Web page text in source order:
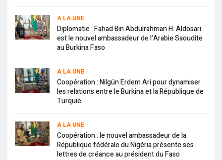
A LA UNE
Diplomatie : Fahad Bin Abdulrahman H. Aldosari
est le nouvel ambassadeur de l’Arabie Saoudite
au Burkina Faso
A LA UNE
Coopération : Nilgün Erdem Ari pour dynamiser
les relations entre le Burkina et la République de
Turquie
A LA UNE
Coopération : le nouvel ambassadeur de la
République fédérale du Nigéria présente ses
lettres de créance au président du Faso